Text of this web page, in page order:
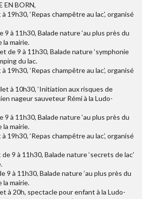
EN BORN,
19h30, ‘Repas champêtre au lac’, organisé
9 à 11h30, Balade nature ‘au plus près du
la mairie.
de 9 à 11h30, Balade nature ‘symphonie
du lac.
19h30, ‘Repas champêtre au lac’, organisé
à 10h30, ‘Initiation aux risques de
nageur sauveteur Rémi à la Ludo-
9 à 11h30, Balade nature ‘au plus près du
la mairie.
19h30, ‘Repas champêtre au lac’, organisé
9 à 11h30, Balade nature ‘secrets de lac’
9 à 11h30, Balade nature ‘au plus près du
la mairie.
à 20h, spectacle pour enfant à la Ludo-